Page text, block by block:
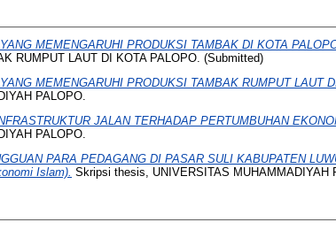
MEMENGARUHI PRODUKSI TAMBAK DI KOTA
RUMPUT LAUT DI KOTA PALOPO. (Submitted)
MEMENGARUHI PRODUKSI TAMBAK RUMPUT LAUT
PALOPO.
JALAN TERHADAP PERTUMBUHAN
PALOPO.
PARA PEDAGANG DI PASAR SULI KABUPATEN
Islam). Skripsi thesis, UNIVERSITAS MUHAMMADIYAH